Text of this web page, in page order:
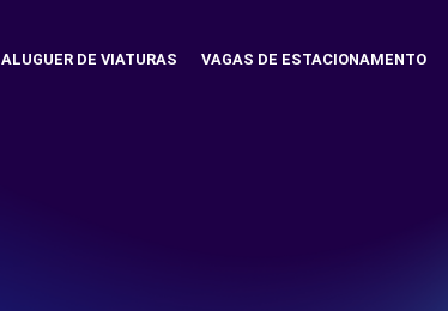
ALUGUER DE VIATURAS VAGAS DE ESTACIONAMENTO